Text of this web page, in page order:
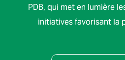
PDB, qui met en lumière
initiatives favorisant la